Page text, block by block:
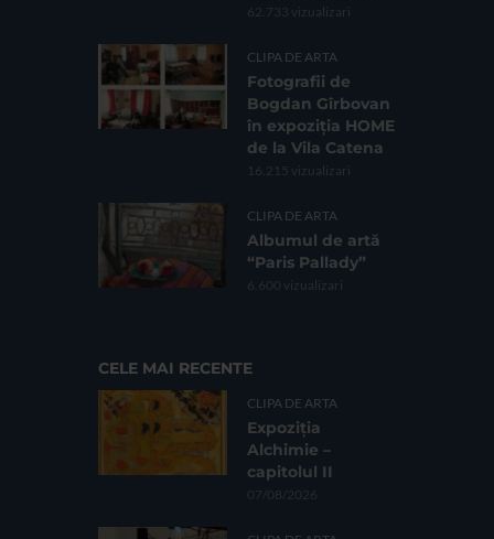
62.733 vizualizari
CLIPA DE ARTA
Fotografii de
Bogdan Gîrbovan
în expoziția HOME
de la Vila Catena
16.215 vizualizari
CLIPA DE ARTA
Albumul de artă
“Paris Pallady”
6.600 vizualizari
CELE MAI RECENTE
CLIPA DE ARTA
Expoziția
Alchimie –
capitolul II
07/08/2026